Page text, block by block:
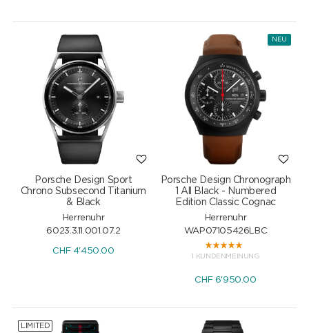
Porsche Design Sport
Chrono Subsecond Titanium
& Black
Herrenuhr
6023.3.11.001.07.2
CHF 4'450.00
NEU
Porsche Design Chronograph
1 All Black - Numbered
Edition Classic Cognac
Herrenuhr
WAP07105426LBC
1 KUNDENMEINUNG
CHF 6'950.00
LIMITED